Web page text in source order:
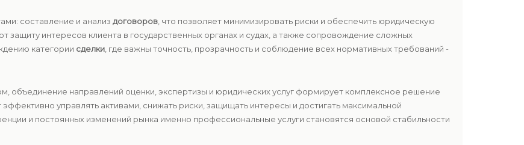
составление и анализ договоров , что позволяет минимизировать риски и обеспечить юридическую
защиту интересов клиента в государственных органах и судах, а также сопровождение сложных
категории сделки , где важны точность, прозрачность и соблюдение всех нормативных требований -
объединение направлений оценки, экспертизы и юридических услуг формирует комплексное решение
управлять активами, снижать риски, защищать интересы и достигать максимальной
и постоянных изменений рынка именно профессиональные услуги становятся основой стабильности